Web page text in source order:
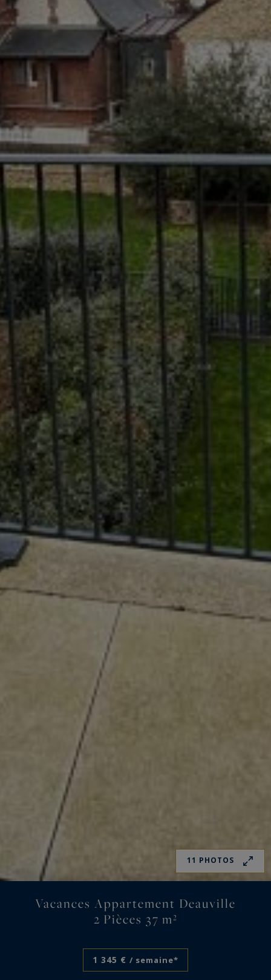
11 PHOTOS
Vacances Appartement Deauville
2 Pièces 37 m²
1 345 € / semaine*